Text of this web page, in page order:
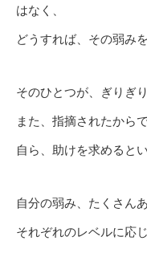
はなく、
どうすれば、その弱み
そのひとつが、ぎりぎ
また、指摘されたから
自ら、助けを求めると
自分の弱み、たくさん
それぞれのレベルに応